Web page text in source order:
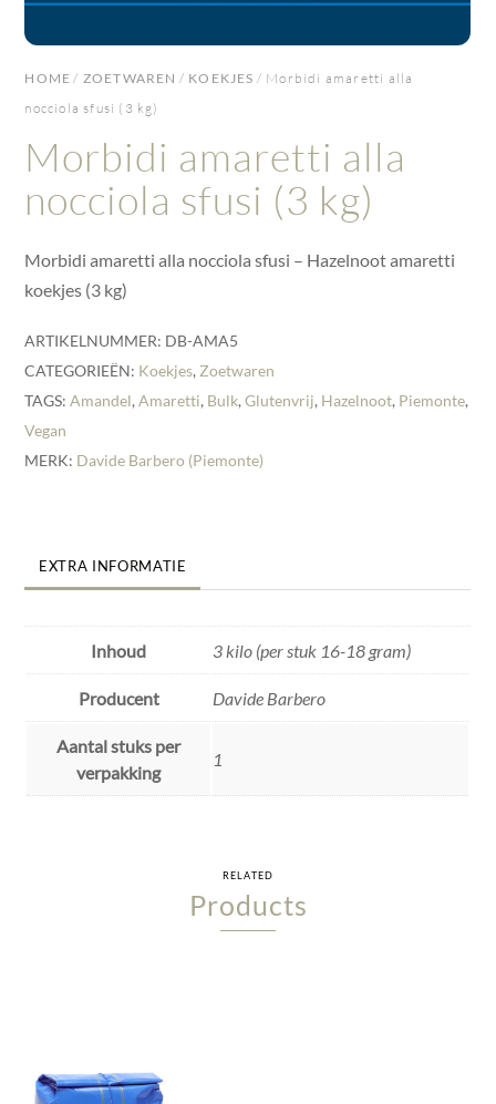
HOME / ZOETWAREN / KOEKJES / Morbidi amaretti alla
nocciola sfusi (3 kg)
Morbidi amaretti alla
nocciola sfusi (3 kg)
Morbidi amaretti alla nocciola sfusi – Hazelnoot amaretti
koekjes (3 kg)
ARTIKELNUMMER: DB-AMA5
CATEGORIEËN: Koekjes, Zoetwaren
TAGS:Amandel,Amaretti, Bulk,Glutenvrij, Hazelnoot, Piemonte,
Vegan
MERK: Davide Barbero (Piemonte)
EXTRA INFORMATIE
Inhoud 3 kilo (per stuk 16-18 gram)
Producent Davide Barbero
Aantal stuks per
verpakking
1
RELATED
Products